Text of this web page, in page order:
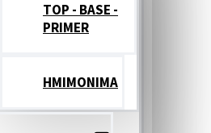
TOP - BASE -
PRIMER
ΗΜΙΜΟΝΙΜΑ